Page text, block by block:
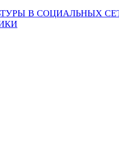
В СОЦИАЛЬНЫХ